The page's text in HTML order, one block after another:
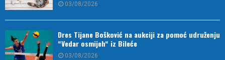
03/08/2026
Dres Tijane Bošković na aukciji za pomoć udruženju
“Vedar osmijeh“ iz Bileće
03/08/2026